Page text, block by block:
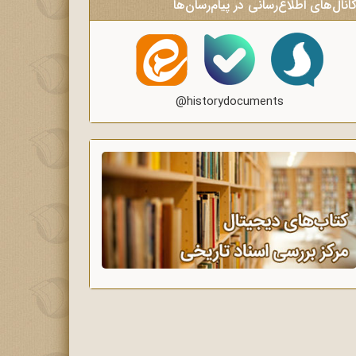
اطلاع‌رسانی در پیام‌رسان‌ها
@historydocuments